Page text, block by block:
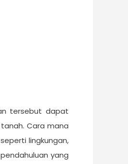
tersebut dapat
Cara mana
lingkungan,
yang